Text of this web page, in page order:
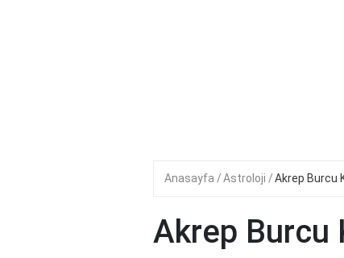
Anasayfa Astroloji Akrep Burcu
Akrep Burcu